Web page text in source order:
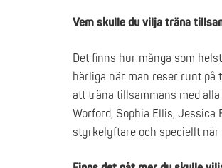
Vem skulle du vilja träna
Det finns hur många som
härliga när man reser runt på
att träna tillsammans med
Worford, Sophia Ellis,
styrkelyftare och speciellt när